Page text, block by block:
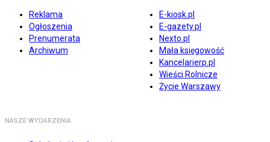
Reklama
Ogłoszenia
Prenumerata
Archiwum
E-kiosk.pl
E-gazety.pl
Nexto.pl
Mała księgowość
Kancelarierp.pl
Wieści Rolnicze
Życie Warszawy
NASZE WYDARZENIA